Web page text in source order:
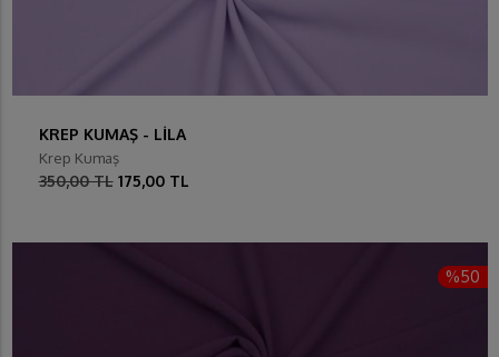
KREP KUMAŞ - LİLA
Krep Kumaş
350,00 TL 175,00 TL
%50